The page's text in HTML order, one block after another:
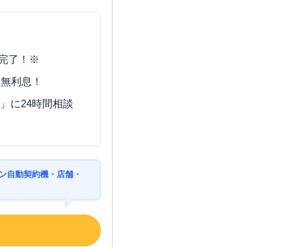
了！※
利息！
に24時間相談
自動契約機・店舗・